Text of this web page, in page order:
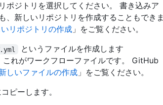
ポジトリを選択してください。 書き込みア
、新しいリポジトリを作成することもできま
リポジトリの作成 」をご覧ください。
というファイルを作成します
れがワークフローファイルです。 GitHub
しいファイルの作成 」をご覧ください。
ピーします。